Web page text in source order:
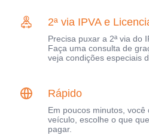
2ª via IPVA e
Precisa puxar a 2ª via do
Faça uma consulta de
veja condições especiais
Rápido
Em poucos minutos,
veículo, escolhe o que
pagar.